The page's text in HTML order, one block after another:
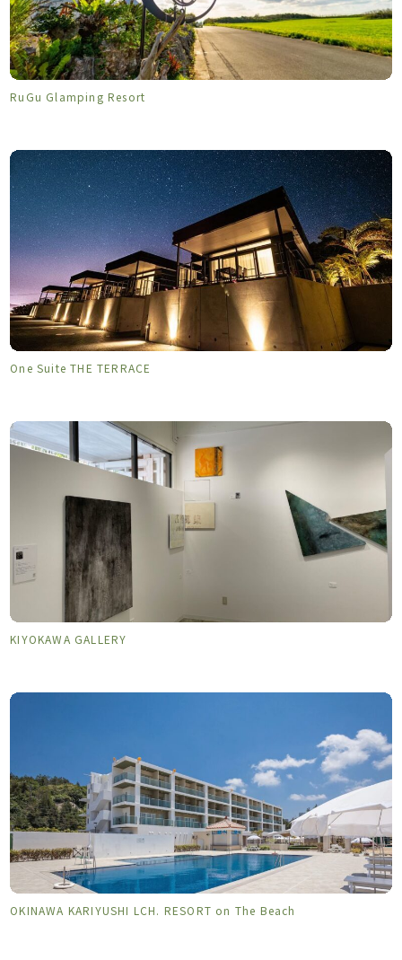
RuGu Glamping Resort
One Suite THE TERRACE
KIYOKAWA GALLERY
OKINAWA KARIYUSHI LCH. RESORT on The Beach